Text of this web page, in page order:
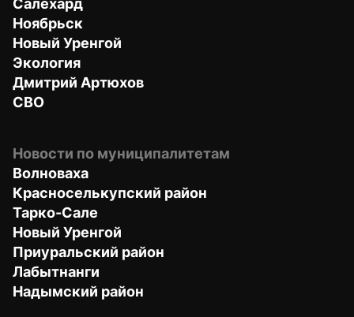
Салехард
Ноябрьск
Новый Уренгой
Экология
Дмитрий Артюхов
СВО
Новости по муниципалитетам
Волноваха
Красноселькупский район
Тарко-Сале
Новый Уренгой
Приуральский район
Лабытнанги
Надымский район